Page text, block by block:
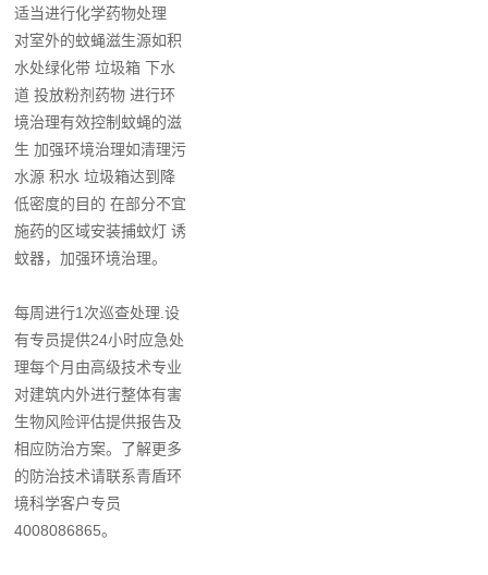
适当进行化学药物处理
对室外的蚊蝇滋生源如积
水处绿化带 垃圾箱 下水
道 投放粉剂药物 进行环
境治理有效控制蚊蝇的滋
生 加强环境治理如清理污
水源 积水 垃圾箱达到降
低密度的目的 在部分不宜
施药的区域安装捕蚊灯 诱
蚊器，加强环境治理。
每周进行1次巡查处理.设
有专员提供24小时应急处
理每个月由高级技术专业
对建筑内外进行整体有害
生物风险评估提供报告及
相应防治方案。了解更多
的防治技术请联系青盾环
境科学客户专员
4008086865。